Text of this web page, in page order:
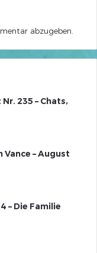
abzugeben.
235 – Chats,
– August
– Die Familie